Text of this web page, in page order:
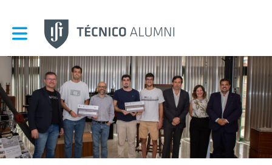
Toggle main navigation